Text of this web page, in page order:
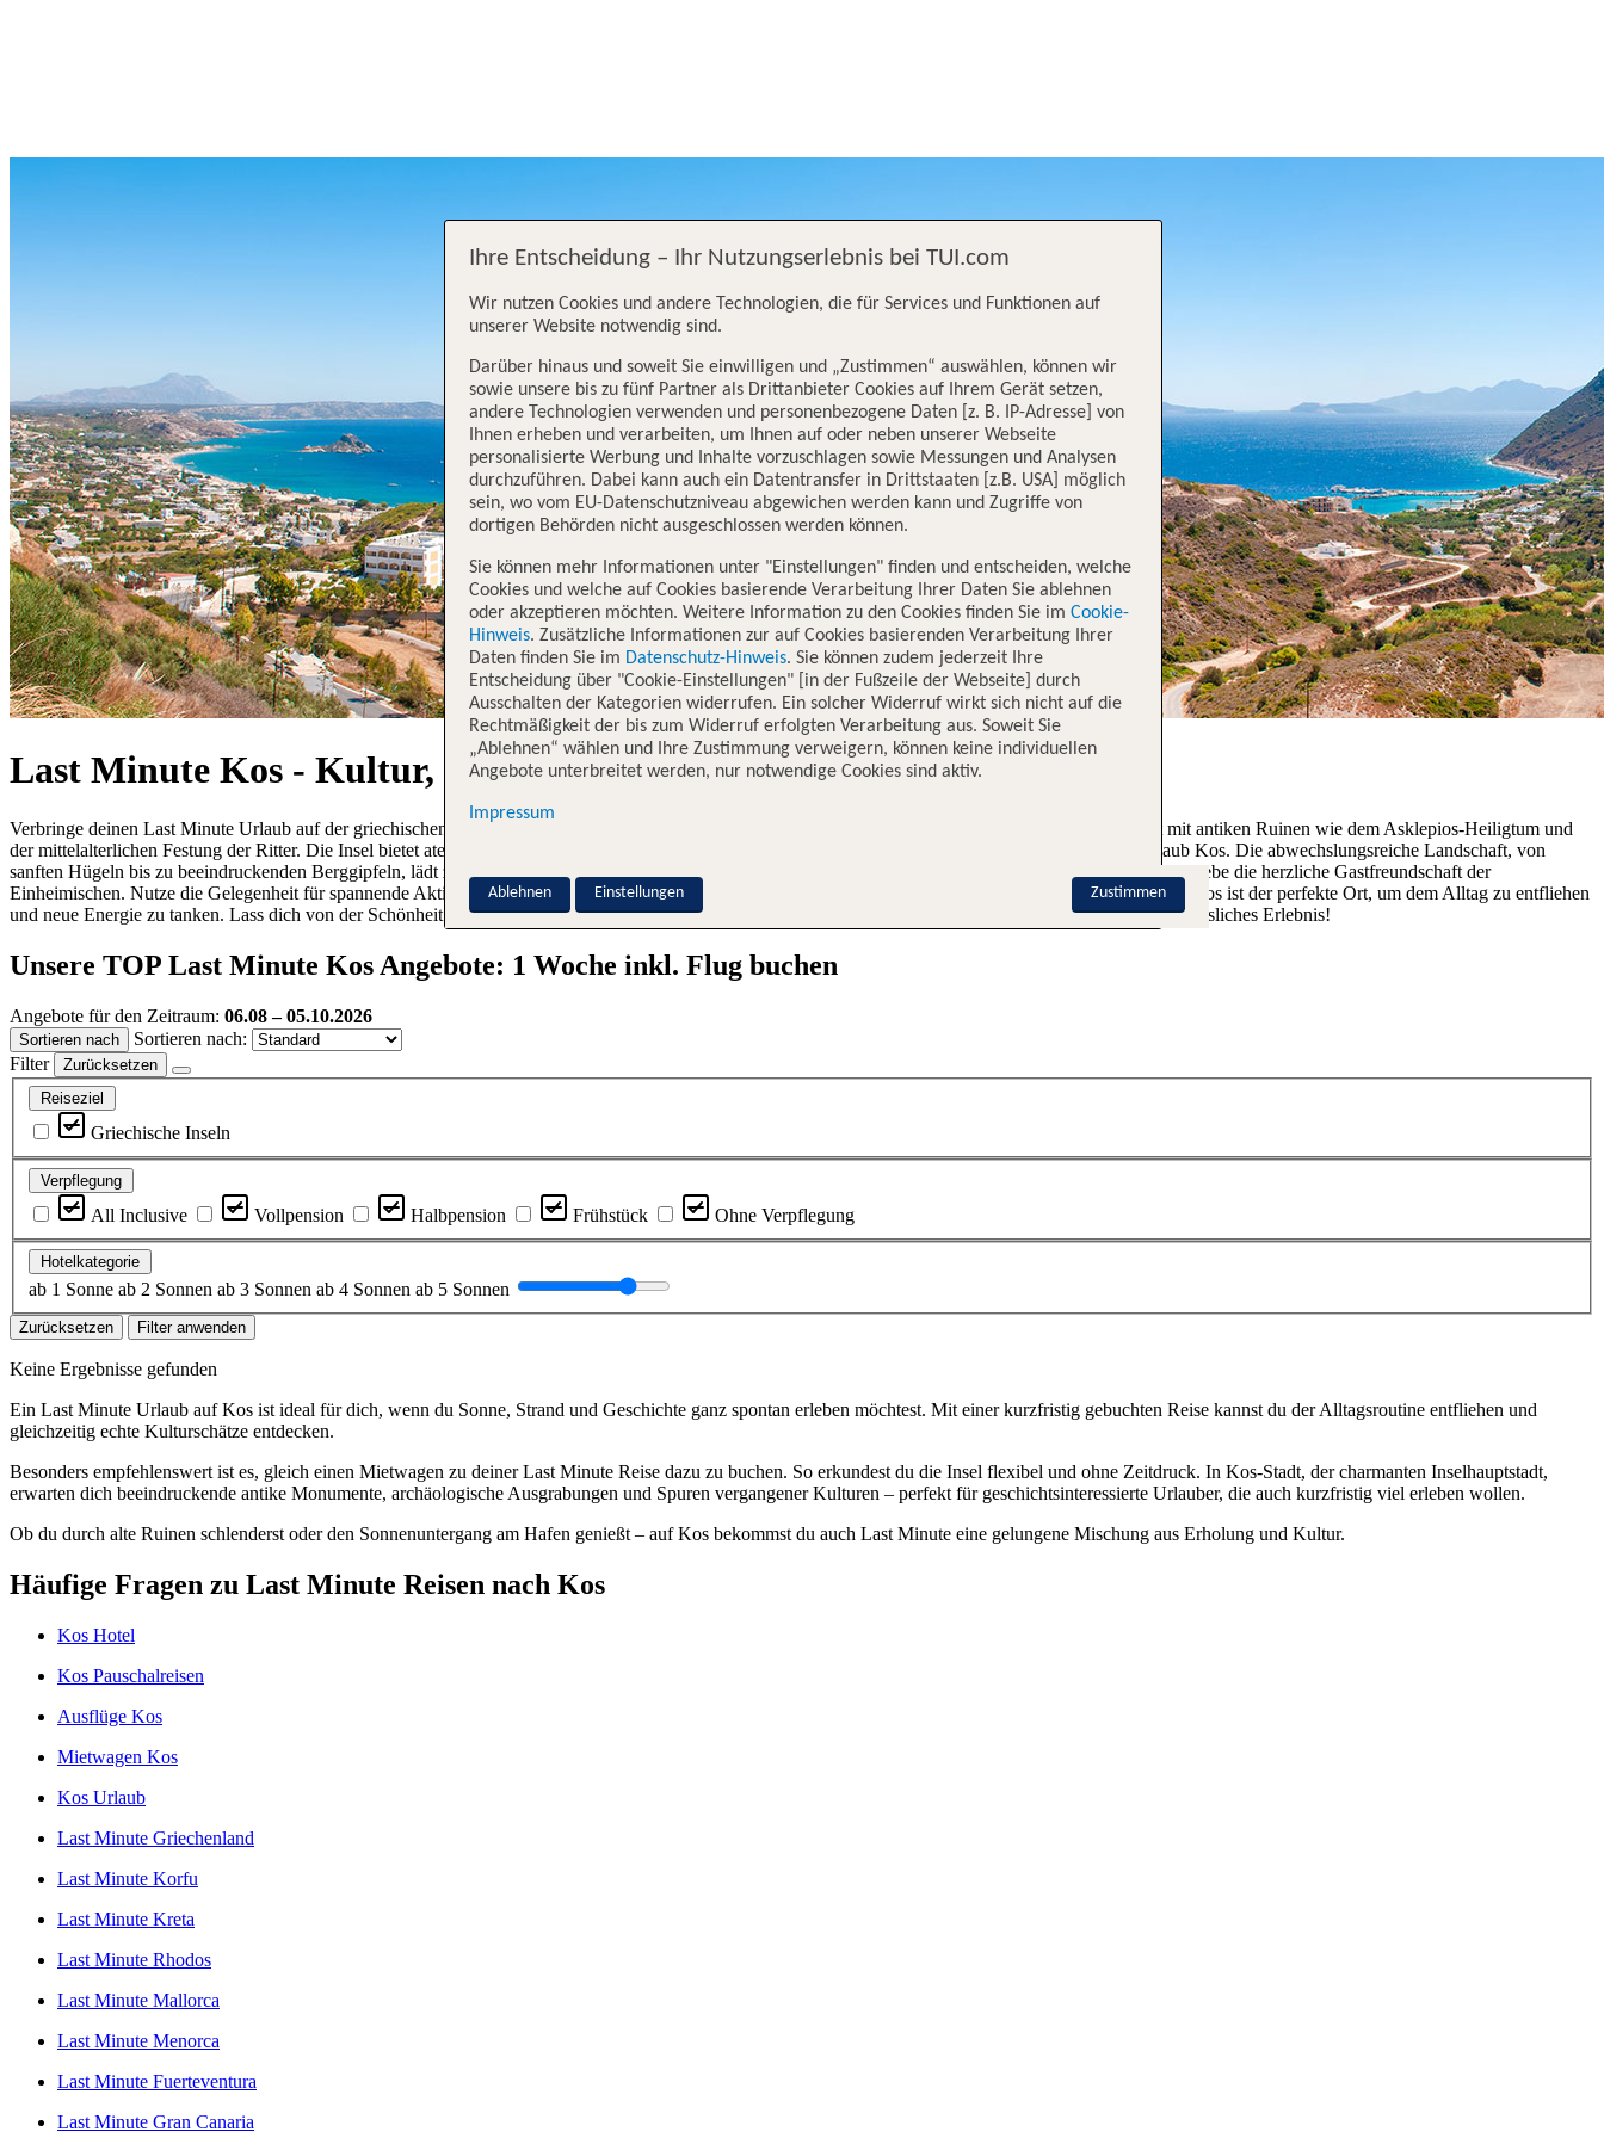
Last Minute Kos - Kultur, Geschichte & Strand
Verbringe deinen Last Minute Urlaub auf der griechischen Insel Kos mit TUI und erlebe eine Mischung aus Geschichte, Kultur und Natur. Kos begeistert mit antiken Ruinen wie dem Asklepios-Heiligtum und
der mittelalterlichen Festung der Ritter. Die Insel bietet atemberaubende Strände wie Tigaki und Psalidi, ideal für einen entspannten Last Minute Strandurlaub Kos. Die abwechslungsreiche Landschaft, von
sanften Hügeln bis zu beeindruckenden Berggipfeln, lädt zu Erkundungstouren ein. Genieße die köstliche griechische Küche in traditionellen Tavernen und erlebe die herzliche Gastfreundschaft der
Einheimischen. Nutze die Gelegenheit für spannende Aktivitäten wie Fahrradtouren oder Bootsausflüge und besuche die nahegelegene Vulkaninsel Nisyros. Kos ist der perfekte Ort, um dem Alltag zu entfliehen
und neue Energie zu tanken. Lass dich von der Schönheit und Vielfalt der Insel inspirieren und buche deinen Last Minute Urlaub Kos mit TUI für ein unvergessliches Erlebnis!
Unsere TOP Last Minute Kos Angebote: 1 Woche inkl. Flug buchen
Angebote für den Zeitraum: 06.08 – 05.10.2026
Sortieren nach
Sortieren nach:
Filter
Zurücksetzen
Reiseziel
Griechische Inseln
Verpflegung
All Inclusive Vollpension Halbpension Frühstück Ohne Verpflegung
Hotelkategorie
ab 1 Sonne ab 2 Sonnen ab 3 Sonnen ab 4 Sonnen ab 5 Sonnen
Zurücksetzen Filter anwenden
Keine Ergebnisse gefunden
Ein Last Minute Urlaub auf Kos ist ideal für dich, wenn du Sonne, Strand und Geschichte ganz spontan erleben möchtest. Mit einer kurzfristig gebuchten Reise kannst du der Alltagsroutine entfliehen und
gleichzeitig echte Kulturschätze entdecken.
Besonders empfehlenswert ist es, gleich einen Mietwagen zu deiner Last Minute Reise dazu zu buchen. So erkundest du die Insel flexibel und ohne Zeitdruck. In Kos-Stadt, der charmanten Inselhauptstadt,
erwarten dich beeindruckende antike Monumente, archäologische Ausgrabungen und Spuren vergangener Kulturen – perfekt für geschichtsinteressierte Urlauber, die auch kurzfristig viel erleben wollen.
Ob du durch alte Ruinen schlenderst oder den Sonnenuntergang am Hafen genießt – auf Kos bekommst du auch Last Minute eine gelungene Mischung aus Erholung und Kultur.
Häufige Fragen zu Last Minute Reisen nach Kos
Kos Hotel
Kos Pauschalreisen
Ausflüge Kos
Mietwagen Kos
Kos Urlaub
Last Minute Griechenland
Last Minute Korfu
Last Minute Kreta
Last Minute Rhodos
Last Minute Mallorca
Last Minute Menorca
Last Minute Fuerteventura
Last Minute Gran Canaria
Ihre Entscheidung – Ihr Nutzungserlebnis bei TUI.com
Wir nutzen Cookies und andere Technologien, die für Services und Funktionen auf
unserer Website notwendig sind.
Darüber hinaus und soweit Sie einwilligen und „Zustimmen“ auswählen, können wir
sowie unsere bis zu fünf Partner als Drittanbieter Cookies auf Ihrem Gerät setzen,
andere Technologien verwenden und personenbezogene Daten [z. B. IP-Adresse] von
Ihnen erheben und verarbeiten, um Ihnen auf oder neben unserer Webseite
personalisierte Werbung und Inhalte vorzuschlagen sowie Messungen und Analysen
durchzuführen. Dabei kann auch ein Datentransfer in Drittstaaten [z.B. USA] möglich
sein, wo vom EU-Datenschutzniveau abgewichen werden kann und Zugriffe von
dortigen Behörden nicht ausgeschlossen werden können.
Sie können mehr Informationen unter "Einstellungen" finden und entscheiden, welche
Cookies und welche auf Cookies basierende Verarbeitung Ihrer Daten Sie ablehnen
oder akzeptieren möchten. Weitere Information zu den Cookies finden Sie im Cookie-
Hinweis. Zusätzliche Informationen zur auf Cookies basierenden Verarbeitung Ihrer
Daten finden Sie im Datenschutz-Hinweis. Sie können zudem jederzeit Ihre
Entscheidung über "Cookie-Einstellungen" [in der Fußzeile der Webseite] durch
Ausschalten der Kategorien widerrufen. Ein solcher Widerruf wirkt sich nicht auf die
Rechtmäßigkeit der bis zum Widerruf erfolgten Verarbeitung aus. Soweit Sie
„Ablehnen“ wählen und Ihre Zustimmung verweigern, können keine individuellen
Angebote unterbreitet werden, nur notwendige Cookies sind aktiv.
Impressum
Zustimmen
Ablehnen Einstellungen